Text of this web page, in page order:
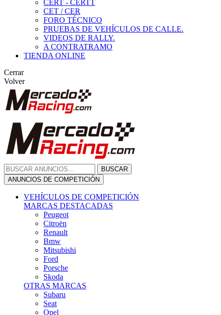
CERT - CERTT
CET / CER
FORO TÉCNICO
PRUEBAS DE VEHÍCULOS DE CALLE.
VIDEOS DE RALLY.
A CONTRATRAMO
TIENDA ONLINE
Cerrar
Volver
BUSCAR
ANUNCIOS DE COMPETICIÓN
VEHÍCULOS DE COMPETICIÓN
MARCAS DESTACADAS
Peugeot
Citroën
Renault
Bmw
Mitsubishi
Ford
Porsche
Skoda
OTRAS MARCAS
Subaru
Seat
Opel